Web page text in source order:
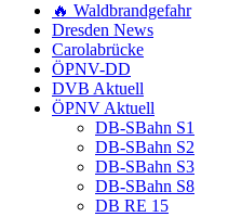
🔥 Waldbrandgefahr
Dresden News
Carolabrücke
ÖPNV-DD
DVB Aktuell
ÖPNV Aktuell
DB-SBahn S1
DB-SBahn S2
DB-SBahn S3
DB-SBahn S8
DB RE 15